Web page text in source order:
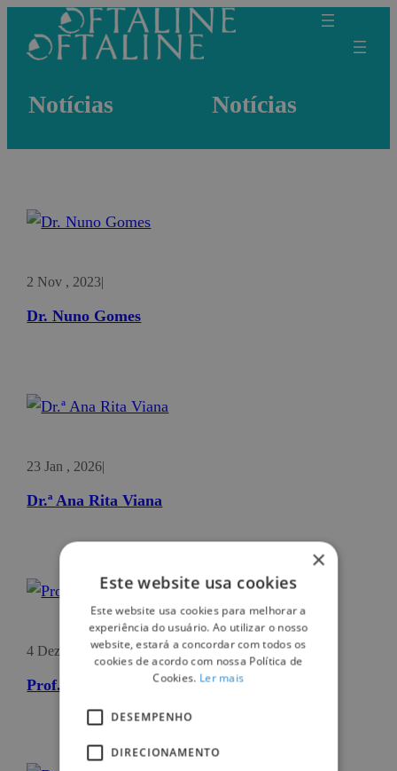
Notícias Notícias
2 Nov , 2023|
Dr. Nuno Gomes
23 Jan , 2026|
Dr.ª Ana Rita Viana
4 Dez , 2024|
Prof. Dr. André S. Ferreira
×
Este website usa cookies
Este website usa cookies para melhorar a
experiência do usuário. Ao utilizar o nosso
website, estará a concordar com todos os
cookies de acordo com nossa Política de
Cookies. Ler mais
DESEMPENHO
DIRECIONAMENTO